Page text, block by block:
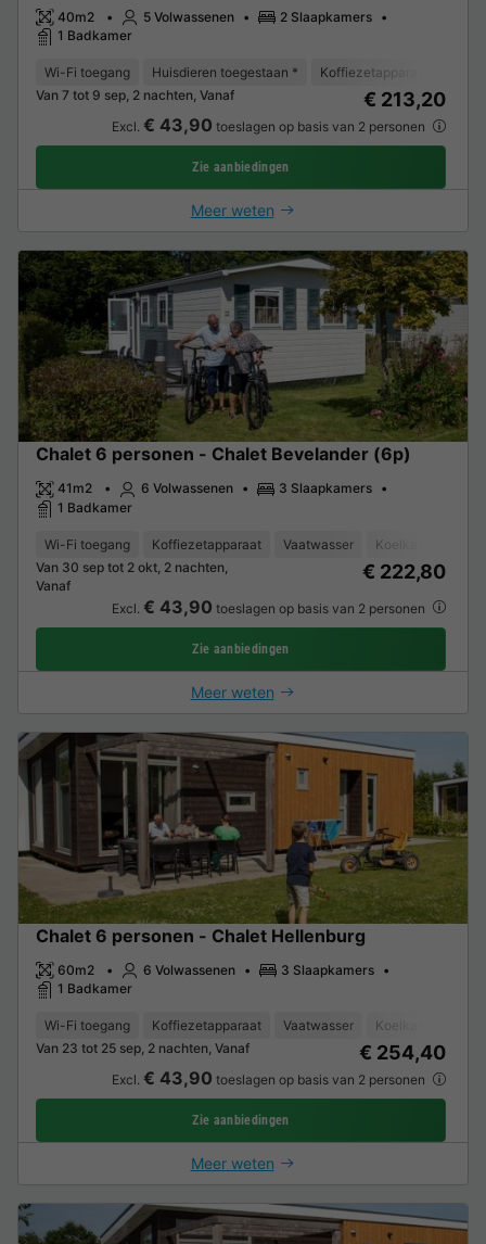
40m2 5 Volwassenen
2 Slaapkamers
1 Badkamer
Wi-Fi toegang Huisdieren toegestaan * Koffiezetapparaat
Van 7 tot 9 sep, 2 nachten, Vanaf
€ 213,20
Excl. € 43,90 toeslagen op basis van 2 personen
Zie aanbiedingen
Meer weten
Chalet 6 personen - Chalet Bevelander (6p)
41m2 6 Volwassenen
3 Slaapkamers
1 Badkamer
Wi-Fi toegang Koffiezetapparaat Vaatwasser Koelkast
Van 30 sep tot 2 okt, 2 nachten,
Vanaf
€ 222,80
Excl. € 43,90 toeslagen op basis van 2 personen
Zie aanbiedingen
Meer weten
Chalet 6 personen - Chalet Hellenburg
60m2 6 Volwassenen
3 Slaapkamers
1 Badkamer
Wi-Fi toegang Koffiezetapparaat Vaatwasser Koelkast
Van 23 tot 25 sep, 2 nachten, Vanaf
€ 254,40
Excl. € 43,90 toeslagen op basis van 2 personen
Zie aanbiedingen
Meer weten